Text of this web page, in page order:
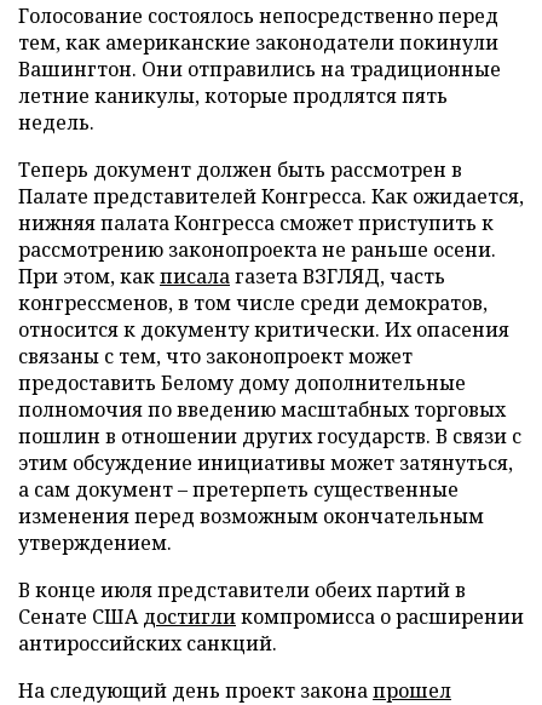
Голосование состоялось непосредственно перед
тем, как американские законодатели покинули
Вашингтон. Они отправились на традиционные
летние каникулы, которые продлятся пять
недель.
Теперь документ должен быть рассмотрен в
Палате представителей Конгресса. Как ожидается,
нижняя палата Конгресса сможет приступить к
рассмотрению законопроекта не раньше осени.
При этом, какписалагазета ВЗГЛЯД, часть
конгрессменов, в том числе среди демократов,
относится к документу критически. Их опасения
связаны с тем, что законопроект может
предоставить Белому дому дополнительные
полномочия по введению масштабных торговых
пошлин в отношении других государств. В связи с
этим обсуждение инициативы может затянуться,
а сам документ – претерпеть существенные
изменения перед возможным окончательным
утверждением.
В конце июля представители обеих партий в
Сенате СШАдостигликомпромисса о расширении
антироссийских санкций.
На следующий день проект законапрошел